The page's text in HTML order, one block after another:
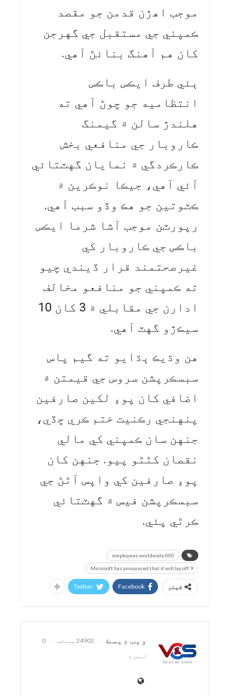
موجب اهڙن قدمن جو مقصد
ڪمپني جي مستقبل جي گهرجن
کان هم آهنگ بنائڻ آهي.
ٻئي طرف ايڪس باڪس
انتظاميه جو چوڻ آهي ته
هلندڙ سالن ۾ گيمنگ
ڪاروبار جي منافعي بخش
ڪارڪردگي ۾ نمايان گهٽتائي
آئي آهي، جيڪا نوڪرين ۾
ڪٽوتين جو هڪ وڏو سبب آهي.
رپورٽن موجب آشا شرما ايڪس
باڪس جي ڪاروبار کي
غيرصحتمند قرار ڏيندي چيو
ته ڪمپني جو منافعو مخالف
ادارن جي مقابلي ۾ 3 کان 10
سيڪڙو گهٽ آهي.
هن وڌيڪ ٻڌايو ته گيم پاس
سبسڪرپشن سروس جي قيمتن ۾
اضافي کان پوءِ لکين صارفين
پنهنجي رڪنيت ختم ڪري ڇڏي،
جنهن سان ڪمپني کي مالي
نقصان کڻڻو پيو. جنهن کان
پوءِ صارفين کي واپس آڻڻ جي
سبسڪرپشن فيس ۾ گهٽتائي
ڪرڻي پئي.
000 employees worldwide
Microsoft has announced that it will lay off 9
شیئر Facebook
Twitter
ويب ڊيسڪ 24902 پوسٹس
0
تبصرے